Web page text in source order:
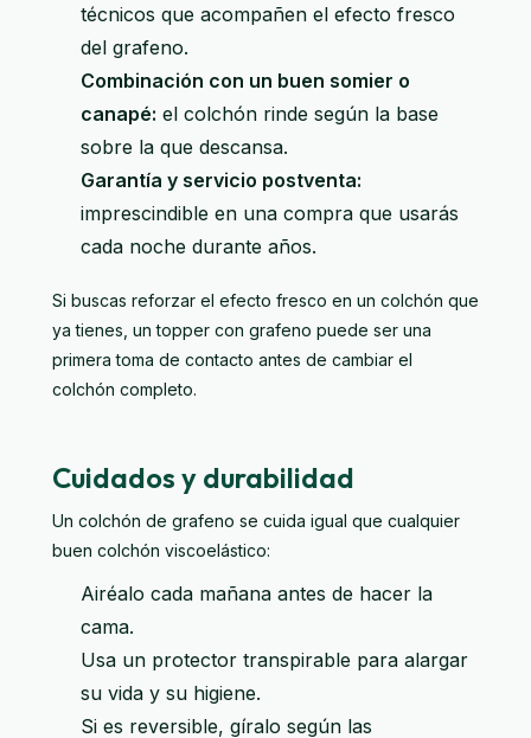
técnicos que acompañen el efecto fresco
del grafeno.
Combinación con un buen somier o
canapé: el colchón rinde según la base
sobre la que descansa.
Garantía y servicio postventa:
imprescindible en una compra que usarás
cada noche durante años.
Si buscas reforzar el efecto fresco en un colchón que
ya tienes, untopper con grafeno puede ser una
primera toma de contacto antes de cambiar el
colchón completo.
Cuidados y durabilidad
Un colchón de grafeno se cuida igual que cualquier
buen colchón viscoelástico:
Airéalo cada mañana antes de hacer la
cama.
Usa un protector transpirable para alargar
su vida y su higiene.
Si es reversible, gíralo según las